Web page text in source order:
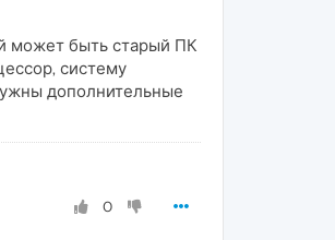
может быть старый ПК
систему
дополнительные
0